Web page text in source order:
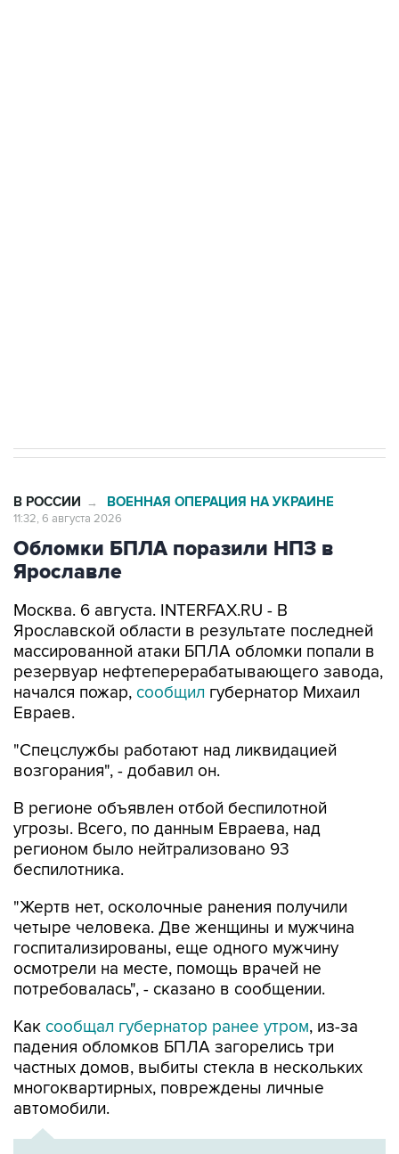
В РОССИИ → ВОЕННАЯ ОПЕРАЦИЯ НА УКРАИНЕ
11:32, 6 августа 2026
Обломки БПЛА поразили НПЗ в
Ярославле
Москва. 6 августа. INTERFAX.RU - В
Ярославской области в результате последней
массированной атаки БПЛА обломки попали в
резервуар нефтеперерабатывающего завода,
начался пожар, сообщил губернатор Михаил
Евраев.
"Спецслужбы работают над ликвидацией
возгорания", - добавил он.
В регионе объявлен отбой беспилотной
угрозы. Всего, по данным Евраева, над
регионом было нейтрализовано 93
беспилотника.
"Жертв нет, осколочные ранения получили
четыре человека. Две женщины и мужчина
госпитализированы, еще одного мужчину
осмотрели на месте, помощь врачей не
потребовалась", - сказано в сообщении.
Как сообщал губернатор ранее утром, из-за
падения обломков БПЛА загорелись три
частных домов, выбиты стекла в нескольких
многоквартирных, повреждены личные
автомобили.